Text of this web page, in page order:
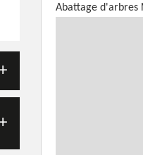
Abattage d'arbres